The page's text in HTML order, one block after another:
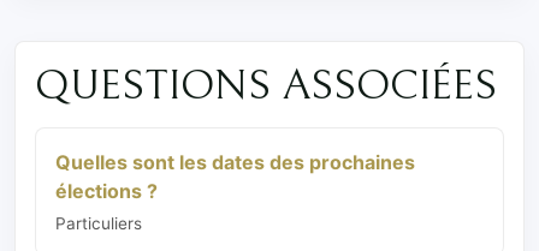
QUESTIONS ASSOCIÉES
Quelles sont les dates des prochaines
élections ?
Particuliers